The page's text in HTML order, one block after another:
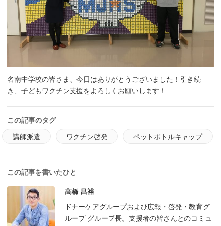
名南中学校の皆さま、今日はありがとうございました！引き続
き、子どもワクチン支援をよろしくお願いします！
この記事のタグ
講師派遣 ワクチン啓発 ペットボトルキャップ
この記事を書いたひと
高橋 昌裕
ドナーケアグループおよび広報・啓発・教育グ
ループ グループ長。支援者の皆さんとのコミュ